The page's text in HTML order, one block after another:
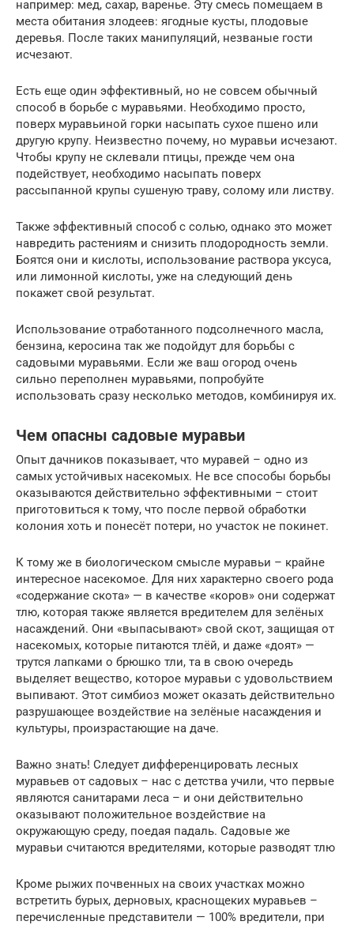
например: мед, сахар, варенье. Эту смесь помещаем в
места обитания злодеев: ягодные кусты, плодовые
деревья. После таких манипуляций, незваные гости
исчезают.
Есть еще один эффективный, но не совсем обычный
способ в борьбе с муравьями. Необходимо просто,
поверх муравьиной горки насыпать сухое пшено или
другую крупу. Неизвестно почему, но муравьи исчезают.
Чтобы крупу не склевали птицы, прежде чем она
подействует, необходимо насыпать поверх
рассыпанной крупы сушеную траву, солому или листву.
Также эффективный способ с солью, однако это может
навредить растениям и снизить плодородность земли.
Боятся они и кислоты, использование раствора уксуса,
или лимонной кислоты, уже на следующий день
покажет свой результат.
Использование отработанного подсолнечного масла,
бензина, керосина так же подойдут для борьбы с
садовыми муравьями. Если же ваш огород очень
сильно переполнен муравьями, попробуйте
использовать сразу несколько методов, комбинируя их.
Чем опасны садовые муравьи
Опыт дачников показывает, что муравей – одно из
самых устойчивых насекомых. Не все способы борьбы
оказываются действительно эффективными – стоит
приготовиться к тому, что после первой обработки
колония хоть и понесёт потери, но участок не покинет.
К тому же в биологическом смысле муравьи – крайне
интересное насекомое. Для них характерно своего рода
«содержание скота» — в качестве «коров» они содержат
тлю, которая также является вредителем для зелёных
насаждений. Они «выпасывают» свой скот, защищая от
насекомых, которые питаются тлёй, и даже «доят» —
трутся лапками о брюшко тли, та в свою очередь
выделяет вещество, которое муравьи с удовольствием
выпивают. Этот симбиоз может оказать действительно
разрушающее воздействие на зелёные насаждения и
культуры, произрастающие на даче.
Важно знать! Следует дифференцировать лесных
муравьев от садовых – нас с детства учили, что первые
являются санитарами леса – и они действительно
оказывают положительное воздействие на
окружающую среду, поедая падаль. Садовые же
муравьи считаются вредителями, которые разводят тлю
Кроме рыжих почвенных на своих участках можно
встретить бурых, дерновых, краснощеких муравьев –
перечисленные представители — 100% вредители, при